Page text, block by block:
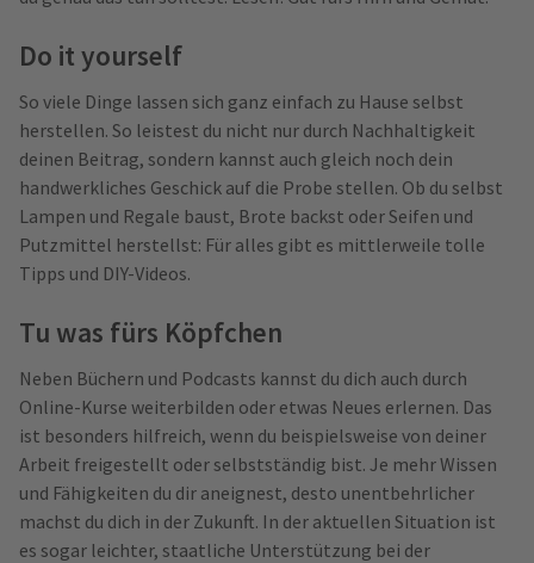
Do it yourself
So viele Dinge lassen sich ganz einfach zu Hause selbst
herstellen. So leistest du nicht nur durch Nachhaltigkeit
deinen Beitrag, sondern kannst auch gleich noch dein
handwerkliches Geschick auf die Probe stellen. Ob du selbst
Lampen und Regale baust, Brote backst oder Seifen und
Putzmittel herstellst: Für alles gibt es mittlerweile tolle
Tipps und DIY-Videos.
Tu was fürs Köpfchen
Neben Büchern und Podcasts kannst du dich auch durch
Online-Kurse weiterbilden oder etwas Neues erlernen. Das
ist besonders hilfreich, wenn du beispielsweise von deiner
Arbeit freigestellt oder selbstständig bist. Je mehr Wissen
und Fähigkeiten du dir aneignest, desto unentbehrlicher
machst du dich in der Zukunft. In der aktuellen Situation ist
es sogar leichter, staatliche Unterstützung bei der